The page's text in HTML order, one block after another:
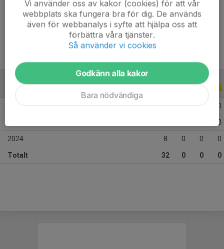
Position
-
11 år
0
0
2024 8 0 0 0
Totalt 32 0 0 0
Vi använder oss av kakor (cookies) för att vår
webbplats ska fungera bra för dig. De används
även för webbanalys i syfte att hjälpa oss att
förbättra våra tjänster.
Så använder vi cookies
Godkänn alla kakor
Bara nödvändiga